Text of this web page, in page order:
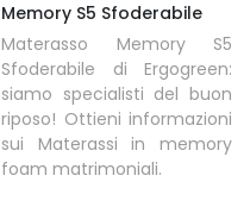
Memory S5 Sfoderabile
Materasso Memory S5
Sfoderabile di Ergogreen:
siamo specialisti del buon
riposo! Ottieni informazioni
sui Materassi in memory
foam matrimoniali.